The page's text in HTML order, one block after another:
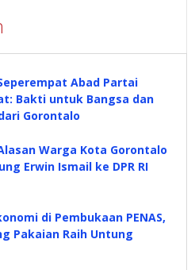
Abad Partai
Bakti untuk Bangsa dan
Gorontalo
Warga Kota Gorontalo
Erwin Ismail ke DPR RI
di Pembukaan PENAS,
Pakaian Raih Untung